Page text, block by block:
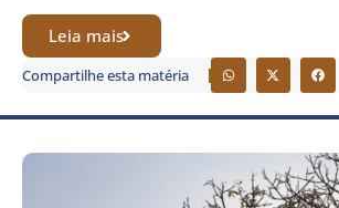
Leia mais
Compartilhe esta matéria